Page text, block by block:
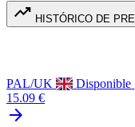
trending_up HISTÓRICO DE
PAL/UK Disponible
15.09 €
arrow_forward